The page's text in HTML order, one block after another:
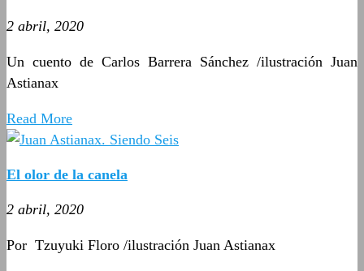
2 abril, 2020
Un cuento de Carlos Barrera Sánchez /ilustración Juan
Astianax
Read More
El olor de la canela
2 abril, 2020
Por Tzuyuki Floro /ilustración Juan Astianax